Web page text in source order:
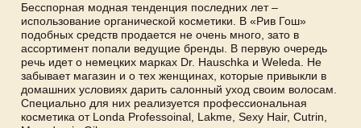
Бесспорная модная тенденция последних лет –
использование органической косметики. В «Рив Гош»
подобных средств продается не очень много, зато в
ассортимент попали ведущие бренды. В первую очередь
речь идет о немецких марках Dr. Hauschka и Weleda. Не
забывает магазин и о тех женщинах, которые привыкли в
домашних условиях дарить салонный уход своим волосам.
Специально для них реализуется профессиональная
косметика от Londa Professoinal, Lakme, Sexy Hair, Cutrin,